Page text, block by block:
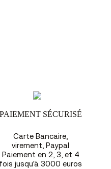
PAIEMENT SÉCURISÉ
Carte Bancaire,
virement, Paypal
Paiement en 2, 3, et 4
fois jusqu'à 3000 euros